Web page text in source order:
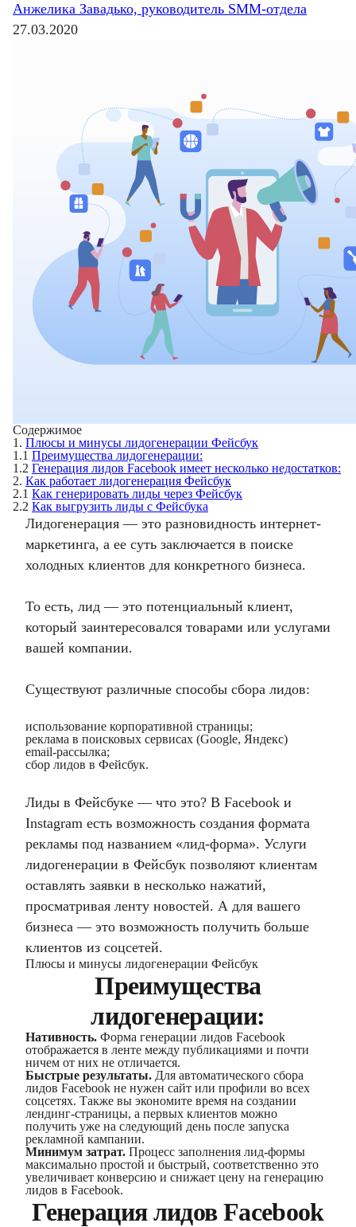
Анжелика Завадько, руководитель SMM-отдела
27.03.2020
Содержимое
1. Плюсы и минусы лидогенерации Фейсбук
1.1 Преимущества лидогенерации:
1.2 Генерация лидов Facebook имеет несколько недостатков:
2. Как работает лидогенерация Фейсбук
2.1 Как генерировать лиды через Фейсбук
2.2 Как выгрузить лиды с Фейсбука
Лидогенерация — это разновидность интернет-
маркетинга, а ее суть заключается в поиске
холодных клиентов для конкретного бизнеса.
То есть, лид — это потенциальный клиент,
который заинтересовался товарами или услугами
вашей компании.
Существуют различные способы сбора лидов:
использование корпоративной страницы;
реклама в поисковых сервисах (Google, Яндекс)
email-рассылка;
сбор лидов в Фейсбук.
Лиды в Фейсбуке — что это? В Facebook и
Instagram есть возможность создания формата
рекламы под названием «лид-форма». Услуги
лидогенерации в Фейсбук позволяют клиентам
оставлять заявки в несколько нажатий,
просматривая ленту новостей. А для вашего
бизнеса — это возможность получить больше
клиентов из соцсетей.
Плюсы и минусы лидогенерации Фейсбук
Преимущества
лидогенерации:
Нативность. Форма генерации лидов Facebook
отображается в ленте между публикациями и почти
ничем от них не отличается.
Быстрые результаты. Для автоматического сбора
лидов Facebook не нужен сайт или профили во всех
соцсетях. Также вы экономите время на создании
лендинг-страницы, а первых клиентов можно
получить уже на следующий день после запуска
рекламной кампании.
Минимум затрат. Процесс заполнения лид-формы
максимально простой и быстрый, соответственно это
увеличивает конверсию и снижает цену на генерацию
лидов в Facebook.
Генерация лидов Facebook